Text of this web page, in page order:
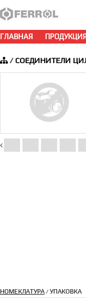
ГЛАВНАЯ
/ СОЕДИНИТЕЛИ
НОМЕКЛАТУРА/ УПАКОВКА